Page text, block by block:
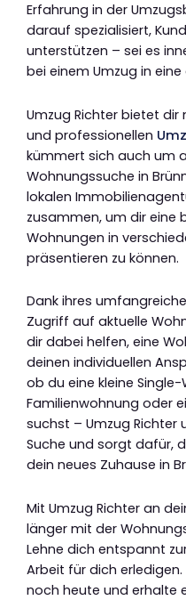
Erfahrung in der
darauf spezialisiert,
unterstützen – sei es
bei einem Umzug in
Umzug Richter bietet dir
und professionellen
kümmert sich auch um
Wohnungssuche in
lokalen
zusammen, um dir eine
Wohnungen in
präsentieren zu können.
Dank ihres
Zugriff auf aktuelle
dir dabei helfen, eine
deinen individuellen
ob du eine kleine
Familienwohnung oder
suchst – Umzug
Suche und sorgt dafür,
dein neues Zuhause in
Mit Umzug Richter an
länger mit der
Lehne dich entspannt
Arbeit für dich
noch heute und erhalte